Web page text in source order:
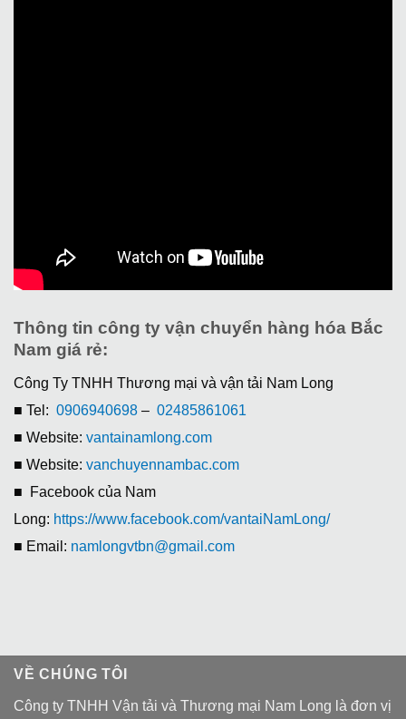
Thông tin công ty vận chuyển hàng hóa Bắc
Nam giá rẻ:
Công Ty TNHH Thương mại và vận tải Nam Long
■ Tel: 0906940698 – 02485861061
■ Website: vantainamlong.com
■ Website: vanchuyennambac.com
■ Facebook của Nam
Long: https://www.facebook.com/vantaiNamLong/
■ Email: namlongvtbn@gmail.com
VỀ CHÚNG TÔI
Công ty TNHH Vận tải và Thương mại Nam Long là đơn vị